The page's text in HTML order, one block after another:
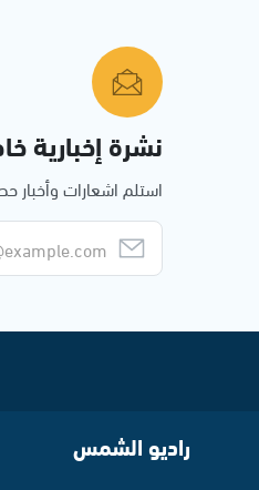
نشرة إخبارية
استلم اشعارات
راديو الشمس